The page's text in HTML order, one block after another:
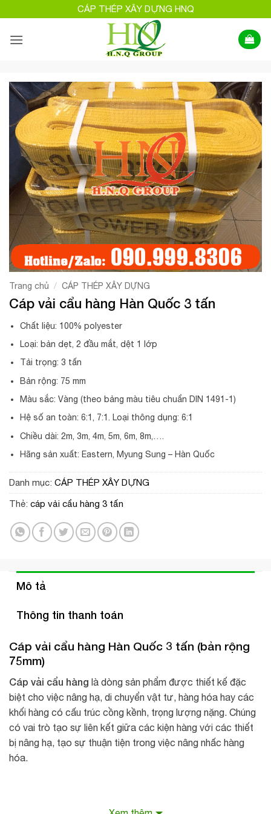
qua
nội
CÁP THÉP XÂY DỰNG HNQ
Trang chủ / CÁP THÉP XÂY DỰNG
Cáp vải cẩu hàng Hàn Quốc 3 tấn
Chất liệu: 100% polyester
Loại: bản dẹt, 2 đầu mắt, dệt 1 lớp
Tải trọng: 3 tấn
Bản rộng: 75 mm
Màu sắc: Vàng (theo bảng màu tiêu chuẩn DIN 1491-1)
Hệ số an toàn: 6:1, 7:1. Loại thông dụng: 6:1
Chiều dài: 2m, 3m, 4m, 5m, 6m, 8m,….
Hãng sản xuất: Eastern, Myung Sung – Hàn Quốc
Danh mục: CÁP THÉP XÂY DỰNG
Thẻ: cáp vải cẩu hàng 3 tấn
Mô tả
Thông tin thanh toán
Cáp vải cẩu hàng Hàn Quốc 3 tấn (bản rộng
75mm)
Cáp vải cẩu hàng là dòng sản phẩm được thiết kế đặc
biệt cho việc nâng hạ, di chuyển vật tư, hàng hóa hay các
khối hàng có cấu trúc cồng kềnh, trọng lượng nặng. Chúng
có vai trò tạo sự liên kết giữa các kiện hàng với các thiết
bị nâng hạ, tạo sự thuận tiện trong việc nâng nhấc hàng
hóa.